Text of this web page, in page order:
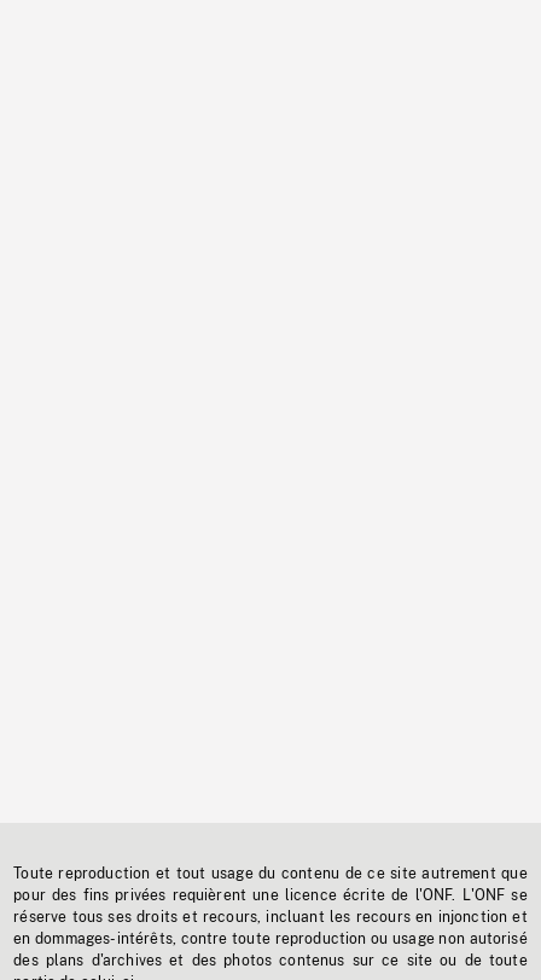
Toute reproduction et tout usage du contenu de ce site autrement que
pour des fins privées requièrent une licence écrite de l'ONF. L'ONF se
réserve tous ses droits et recours, incluant les recours en injonction et
en dommages-intérêts, contre toute reproduction ou usage non autorisé
des plans d'archives et des photos contenus sur ce site ou de toute